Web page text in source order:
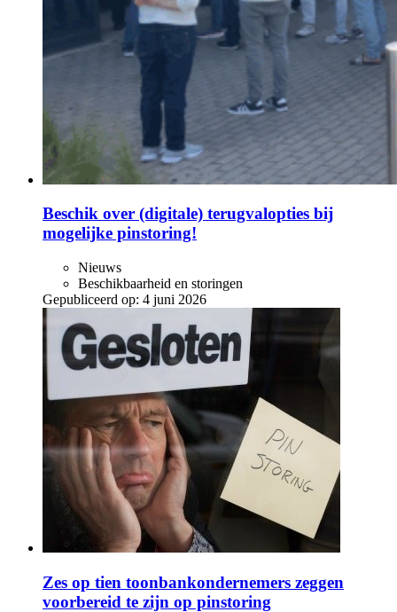
Beschik over (digitale) terugvalopties bij
mogelijke pinstoring!
Nieuws
Beschikbaarheid en storingen
Gepubliceerd op: 4 juni 2026
Zes op tien toonbankondernemers zeggen
voorbereid te zijn op pinstoring